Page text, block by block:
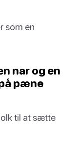
som en
nar og en
pæne
til at sætte